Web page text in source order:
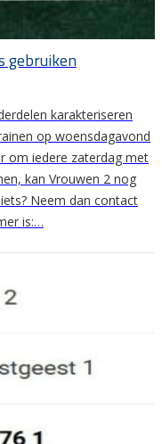
gebruiken
karakteriseren
op woensdagavond
om iedere zaterdag met
kan Vrouwen 2 nog
Neem dan contact
is:…